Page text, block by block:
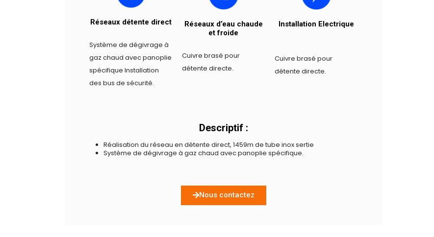
Réseaux détente direct
Système de dégivrage à
gaz chaud avec panoplie
spécifique Installation
des bus de sécurité.
Réseaux d’eau chaude
et froide
Cuivre brasé pour
détente directe.
Installation Electrique
Cuivre brasé pour
détente directe.
Descriptif :
Réalisation du réseau en détente direct, 1459m de tube inox sertie
Système de dégivrage à gaz chaud avec panoplie spécifique.
Nous contactez